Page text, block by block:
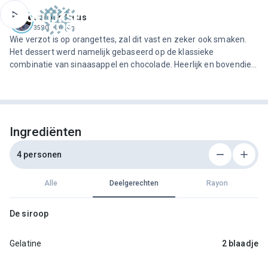
Jeroen Meus
3590 recepten
Wie verzot is op orangettes, zal dit vast en zeker ook smaken.
Het dessert werd namelijk gebaseerd op de klassieke
combinatie van sinaasappel en chocolade. Heerlijk en bovendien
Ingrediënten
4 personen
Alle Deelgerechten Rayon
De siroop
Gelatine 2 blaadje